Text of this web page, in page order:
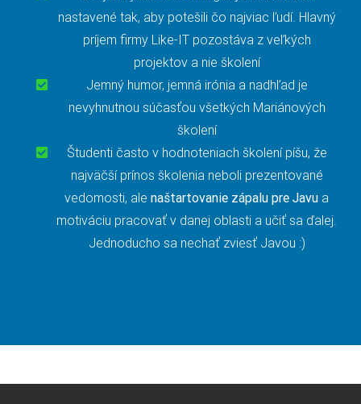
nastavené tak, aby potešili čo najviac ľudí. Hlavný
príjem firmy Like-IT pozostáva z veľkých
projektov a nie školení
Jemný humor, jemná irónia a nadhľad je
nevyhnutnou súčasťou všetkých Mariánových
školení
Študenti často v hodnoteniach školení píšu, že
najväčší prínos školenia neboli prezentované
vedomosti, ale naštartovanie zápalu pre Javu a
motiváciu pracovať v danej oblasti a učiť sa ďalej.
Jednoducho sa nechať zviesť Javou :)